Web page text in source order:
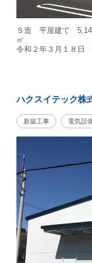
Ｓ造 平屋建て
令和２年３月１８日
ハクスイテック株
新築工事 電気設